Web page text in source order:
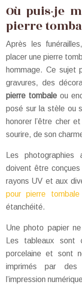
Où puis-je
pierre
Après les
placer une pierre
hommage. Ce sujet
gravures, des
pierre tombaleou
posé sur la stèle ou
honorer l’être cher
sourire, de son
Les
doivent être
rayons UV et aux
pour pierre tombale
étanchéité.
Une photo papier
Les tableaux sont
porcelaine et sont
imprimés par des
l’impression